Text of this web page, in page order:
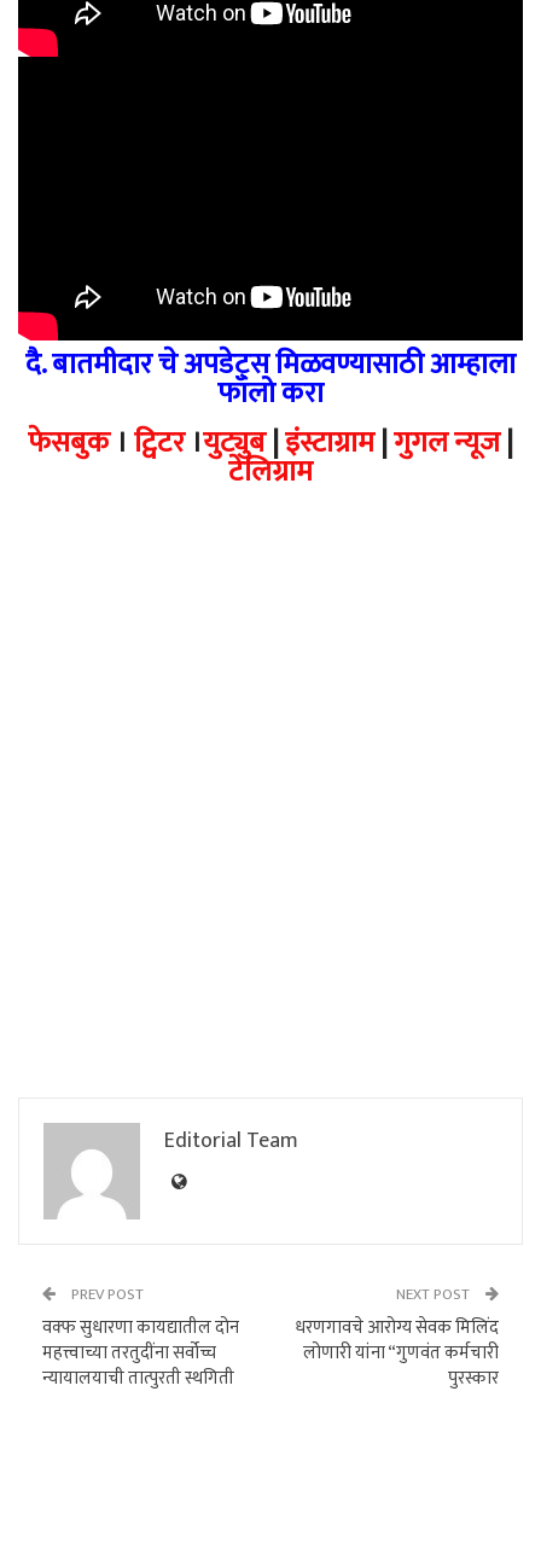
दै. बातमीदार चे अपडेट्स मिळवण्यासाठी आम्हाला
फॉलो करा
फेसबुक। ट्विटर।युट्युब|इंस्टाग्राम|गुगल न्यूज|
टेलिग्राम
Editorial Team
PREV POST
वक्फ सुधारणा कायद्यातील दोन
महत्त्वाच्या तरतुदींना सर्वोच्च
न्यायालयाची तात्पुरती स्थगिती
NEXT POST
धरणगावचे आरोग्य सेवक मिलिंद
लोणारी यांना “गुणवंत कर्मचारी
पुरस्कार